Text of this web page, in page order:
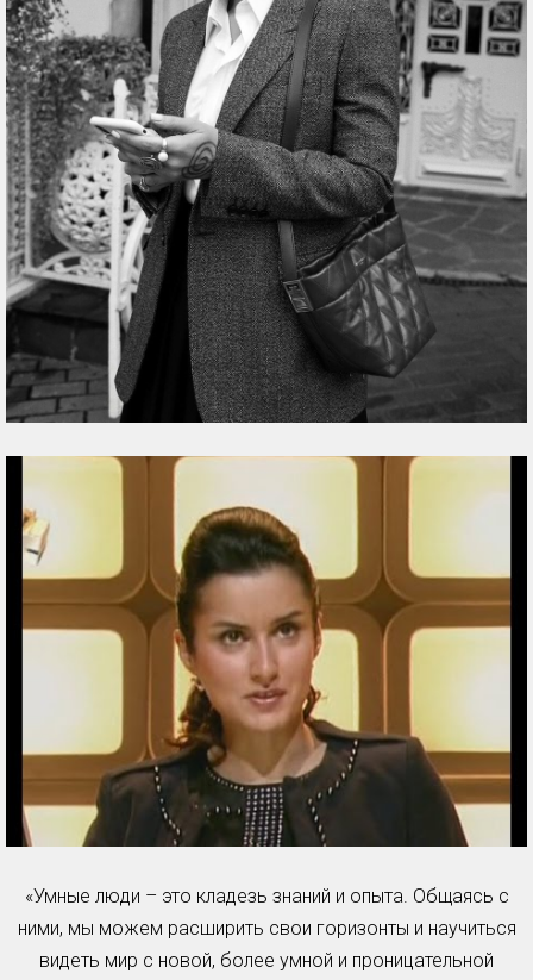
«Умные люди – это кладезь знаний и опыта. Общаясь с
ними, мы можем расширить свои горизонты и научиться
видеть мир с новой, более умной и проницательной